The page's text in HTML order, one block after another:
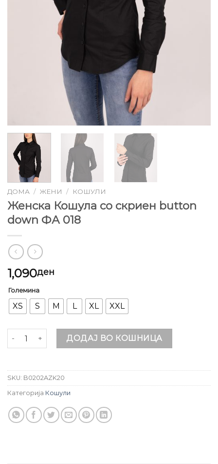
ДОМА / ЖЕНИ / КОШУЛИ
Женска Кошула со скриен button
down ФА 018
1,090ден
Големина
XS S M L XL XXL
Женска Кошула со скриен button down ФА 018
ДОДАЈ ВО КОШНИЦА
SKU: B0202AZK20
Категорија Кошули